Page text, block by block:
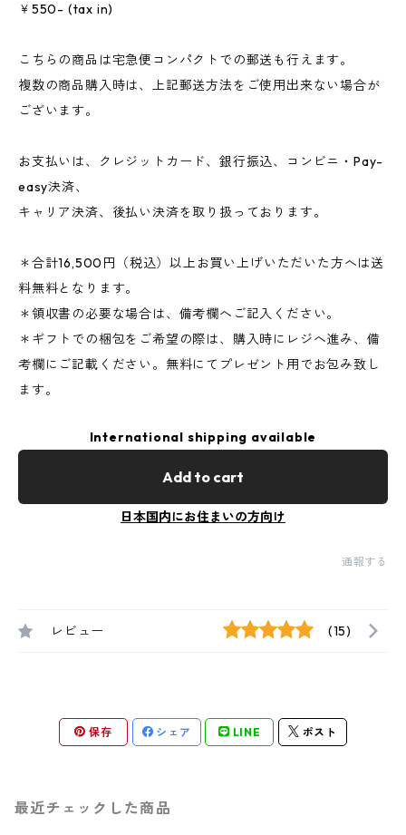
￥550- (tax in)
こちらの商品は宅急便コンパクトでの郵送も行えます。
複数の商品購入時は、上記郵送方法をご使用出来ない場合が
ございます。
お支払いは、クレジットカード、銀行振込、コンビニ・Pay-
easy決済、
キャリア決済、後払い決済を取り扱っております。
＊合計16,500円（税込）以上お買い上げいただいた方へは送
料無料となります。
＊領収書の必要な場合は、備考欄へご記入ください。
＊ギフトでの梱包をご希望の際は、購入時にレジへ進み、備
考欄にご記載ください。無料にてプレゼント用でお包み致し
ます。
International shipping available
Add to cart
日本国内にお住まいの方向け
通報する
レビュー (15)
保存 シェア LINE ポスト
最近チェックした商品